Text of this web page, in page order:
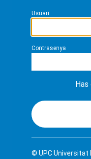
Usuari
Contrasenya
© UPCUniversitat